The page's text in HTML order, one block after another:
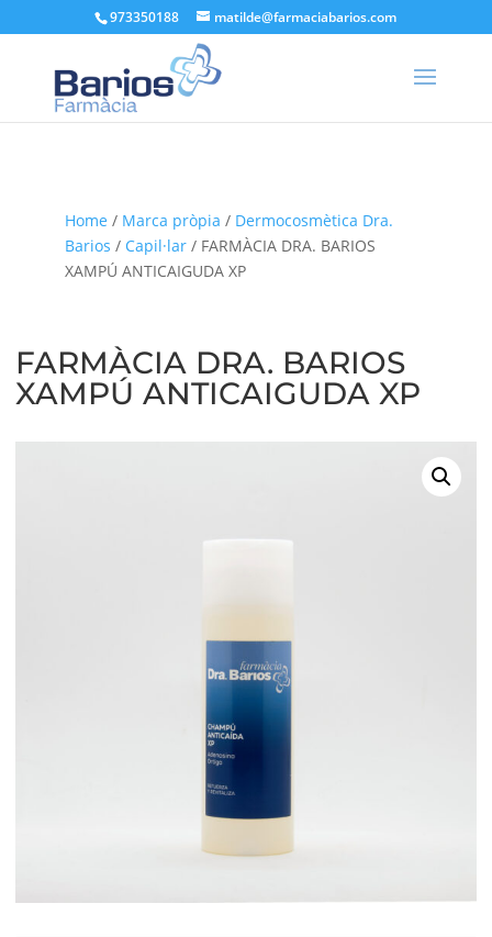
973350188 matilde@farmaciabarios.com
Home / Marca pròpia / Dermocosmètica Dra.
Barios / Capil·lar/ FARMÀCIA DRA. BARIOS
XAMPÚ ANTICAIGUDA XP
FARMÀCIA DRA. BARIOS
XAMPÚ ANTICAIGUDA XP